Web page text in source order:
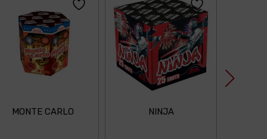
MONTE CARLO NINJA